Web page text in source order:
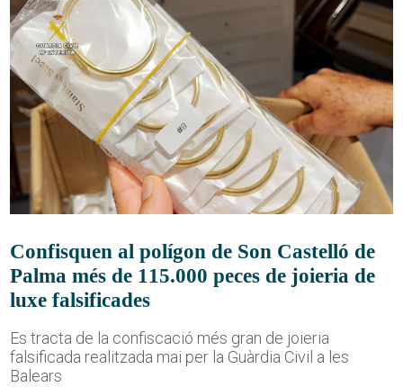
Confisquen al polígon de Son Castelló de
Palma més de 115.000 peces de joieria de
luxe falsificades
Es tracta de la confiscació més gran de joieria
falsificada realitzada mai per la Guàrdia Civil a les
Balears